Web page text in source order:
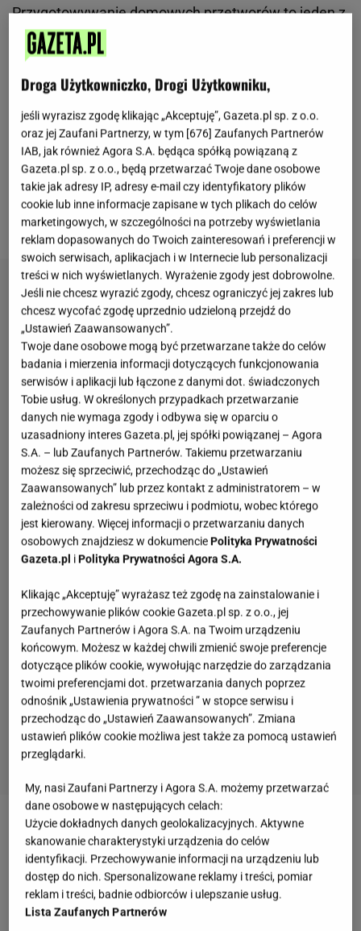
Przygotowywanie domowych przetworów to jeden z
najprostszych sposobów na wykorzystanie
sezonowych warzyw.
nadaje się do marynowania, ponieważ zachowuje
różnych częściach Europy można znaleźć przepisy,
które wzbogacają ją o nietypowe dodatki. Jednym z
nich jest ta po chorwacku, która łączy delikatną
słodycz warzyw z wyrazistym sosem na bazie
musztardy.
Zobacz wideoPieczony batat nadziewany
kurczakiem i papryką
Jak zrobić dobrą paprykę do słoika? Musztarda jest
Droga Użytkowniczko, Drogi Użytkowniku,
jeśli wyrazisz zgodę klikając „Akceptuję”, Gazeta.pl sp. z o.o.
oraz jej Zaufani Partnerzy, w tym [676] Zaufanych Partnerów
IAB, jak również Agora S.A. będąca spółką powiązaną z
Gazeta.pl sp. z o.o., będą przetwarzać Twoje dane osobowe
takie jak adresy IP, adresy e-mail czy identyfikatory plików
cookie lub inne informacje zapisane w tych plikach do celów
marketingowych, w szczególności na potrzeby wyświetlania
reklam dopasowanych do Twoich zainteresowań i preferencji w
swoich serwisach, aplikacjach i w Internecie lub personalizacji
treści w nich wyświetlanych. Wyrażenie zgody jest dobrowolne.
Jeśli nie chcesz wyrazić zgody, chcesz ograniczyć jej zakres lub
chcesz wycofać zgodę uprzednio udzieloną przejdź do
„Ustawień Zaawansowanych”.
Twoje dane osobowe mogą być przetwarzane także do celów
badania i mierzenia informacji dotyczących funkcjonowania
serwisów i aplikacji lub łączone z danymi dot. świadczonych
Tobie usług. W określonych przypadkach przetwarzanie
danych nie wymaga zgody i odbywa się w oparciu o
uzasadniony interes Gazeta.pl, jej spółki powiązanej – Agora
S.A. – lub Zaufanych Partnerów. Takiemu przetwarzaniu
możesz się sprzeciwić, przechodząc do „Ustawień
Zaawansowanych” lub przez kontakt z administratorem – w
zależności od zakresu sprzeciwu i podmiotu, wobec którego
jest kierowany. Więcej informacji o przetwarzaniu danych
osobowych znajdziesz w dokumenciePolityka Prywatności
Gazeta.pl iPolityka Prywatności Agora S.A.
Klikając „Akceptuję” wyrażasz też zgodę na zainstalowanie i
przechowywanie plików cookie Gazeta.pl sp. z o.o., jej
Zaufanych Partnerów i Agora S.A. na Twoim urządzeniu
końcowym. Możesz w każdej chwili zmienić swoje preferencje
dotyczące plików cookie, wywołując narzędzie do zarządzania
twoimi preferencjami dot. przetwarzania danych poprzez
odnośnik „Ustawienia prywatności ” w stopce serwisu i
przechodząc do „Ustawień Zaawansowanych”. Zmiana
ustawień plików cookie możliwa jest także za pomocą ustawień
przeglądarki.
My, nasi Zaufani Partnerzy i Agora S.A. możemy przetwarzać
dane osobowe w następujących celach:
Użycie dokładnych danych geolokalizacyjnych. Aktywne
skanowanie charakterystyki urządzenia do celów
identyfikacji. Przechowywanie informacji na urządzeniu lub
dostęp do nich. Spersonalizowane reklamy i treści, pomiar
reklam i treści, badnie odbiorców i ulepszanie usług.
Lista Zaufanych Partnerów